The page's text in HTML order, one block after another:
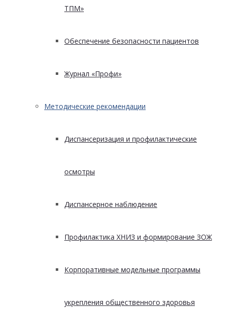
ТПМ»
Обеспечение безопасности пациентов
Журнал «Профи»
Методические рекомендации
Диспансеризация и профилактические
осмотры
Диспансерное наблюдение
Профилактика ХНИЗ и формирование ЗОЖ
Корпоративные модельные программы
укрепления общественного здоровья